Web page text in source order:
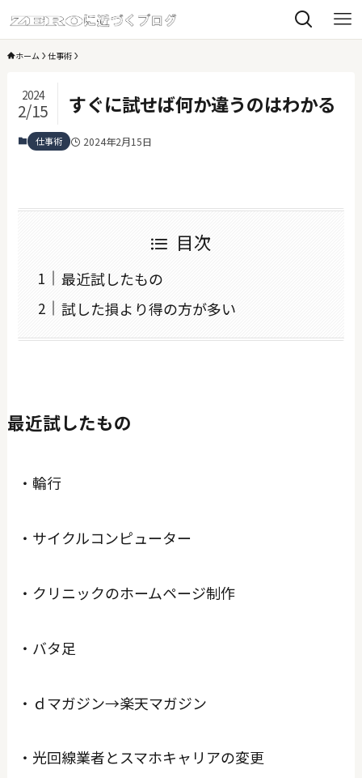
ホーム 仕事術
すぐに試せば何か違うのはわかる
2024
2/15
仕事術 2024年2月15日
目次
最近試したもの
試した損より得の方が多い
最近試したもの
・輪行
・サイクルコンピューター
・クリニックのホームページ制作
・バタ足
・ｄマガジン→楽天マガジン
・光回線業者とスマホキャリアの変更